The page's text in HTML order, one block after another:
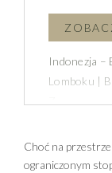
Indonezja –
Lomboku |
odkryjecie
zabierzemy
Choć na
ograniczonym